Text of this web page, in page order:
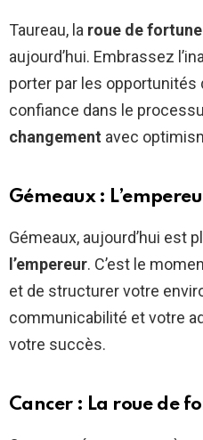
Taureau, la roue de fortune
aujourd’hui. Embrassez
porter par les opportunités
confiance dans le
changement avec
Gémeaux :
Gémeaux, aujourd’hui est
l’empereur. C’est le
et de structurer votre
communicabilité et votre
votre succès.
Cancer : La roue de